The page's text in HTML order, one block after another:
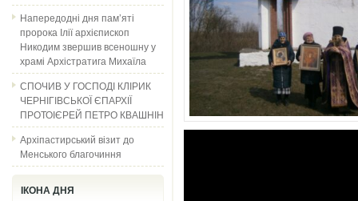
Напередодні дня пам’яті
пророка Ілії архієпископ
Никодим звершив всеношну у
храмі Архістратига Михаїла
СПОЧИВ У ГОСПОДІ КЛІРИК
ЧЕРНІГІВСЬКОЇ ЄПАРХІЇ
ПРОТОІЄРЕЙ ПЕТРО КВАШНІН
Архіпастирський візит до
Менського благочиння
ІКОНА ДНЯ